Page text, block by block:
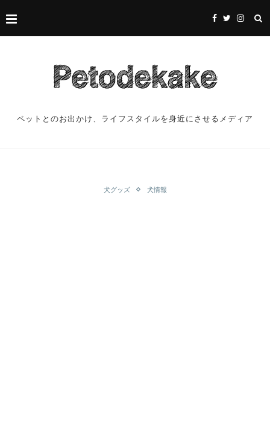
ペットとのお出かけ、ライフスタイルを身近にさせるメディア
犬グッズ 犬情報